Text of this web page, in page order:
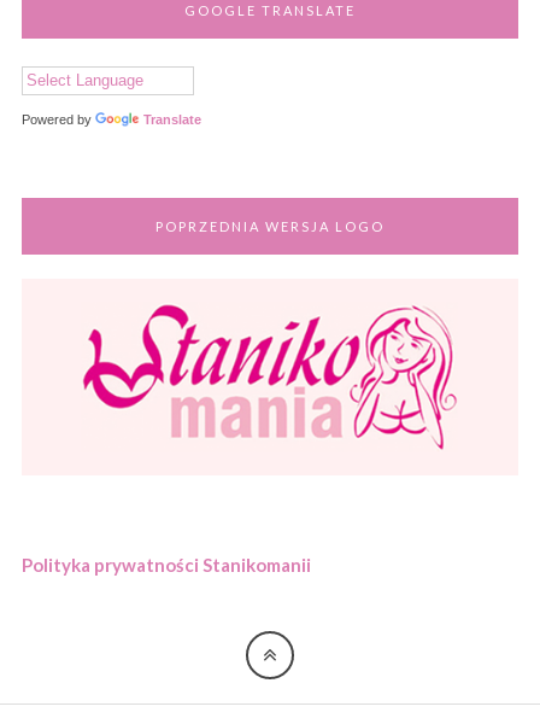
GOOGLE TRANSLATE
Powered by Translate
POPRZEDNIA WERSJA LOGO
Polityka prywatności Stanikomanii